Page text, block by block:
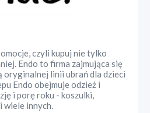
czyli kupuj nie tylko
Endo to firma zajmująca się
oryginalnej linii ubrań dla dzieci
Endo obejmuje odzież i
i porę roku - koszulki,
wiele innych.